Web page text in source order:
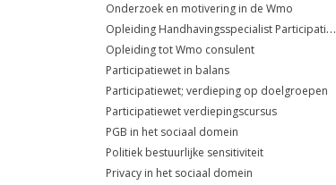
Onderzoek en motivering in de Wmo
Opleiding Handhavingsspecialist Participatiewet
Opleiding tot Wmo consulent
Participatiewet in balans
Participatiewet; verdieping op doelgroepen
Participatiewet verdiepingscursus
PGB in het sociaal domein
Politiek bestuurlijke sensitiviteit
Privacy in het sociaal domein